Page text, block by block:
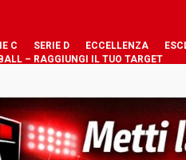
C SERIE D ECCELLENZA
– RAGGIUNGI IL TUO TARGET